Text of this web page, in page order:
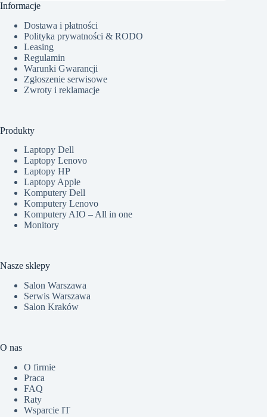
Informacje
Dostawa i płatności
Polityka prywatności & RODO
Leasing
Regulamin
Warunki Gwarancji
Zgłoszenie serwisowe
Zwroty i reklamacje
Produkty
Laptopy Dell
Laptopy Lenovo
Laptopy HP
Laptopy Apple
Komputery Dell
Komputery Lenovo
Komputery AIO – All in one
Monitory
Nasze sklepy
Salon Warszawa
Serwis Warszawa
Salon Kraków
O nas
O firmie
Praca
FAQ
Raty
Wsparcie IT